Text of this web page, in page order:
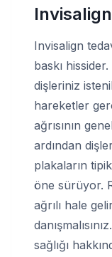
Invisalign
baskı hissider.
dişleriniz
hareketler
ağrısının
ardından
plakaların
öne sürüyor.
ağrılı hale
danışmalısınız.
sağlığı